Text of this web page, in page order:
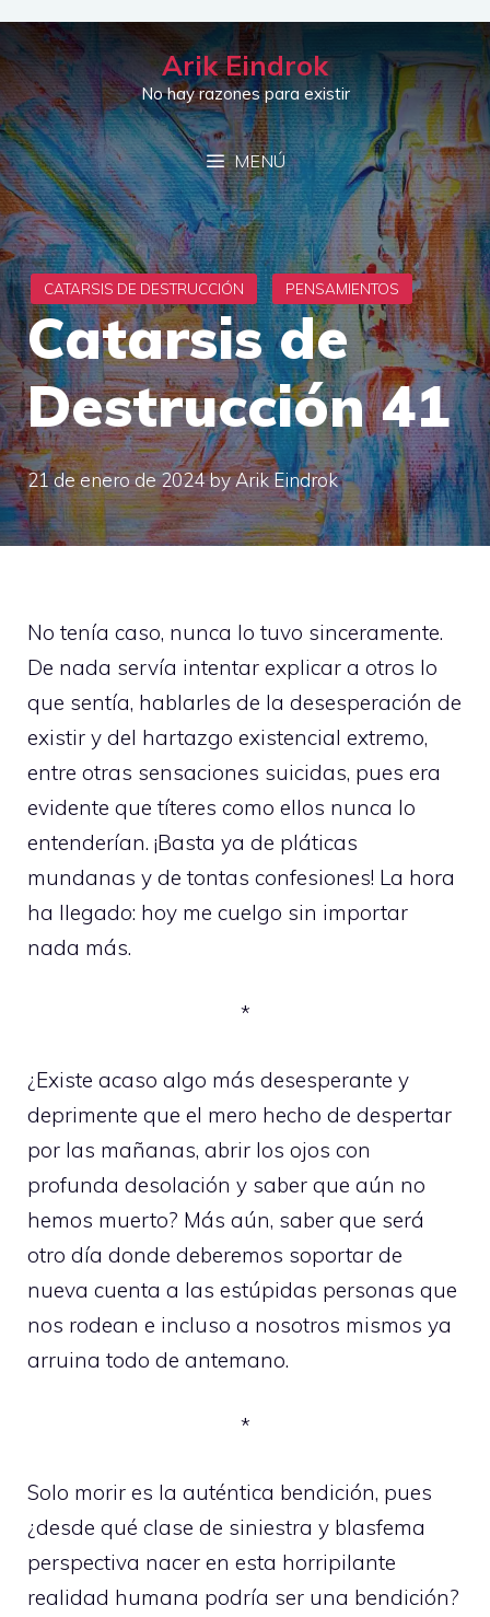
Saltar
al
contenido
Arik Eindrok
No hay razones para existir
MENÚ
Catarsis de
Destrucción 41
21 de enero de 2024byArik Eindrok
No tenía caso, nunca lo tuvo sinceramente.
De nada servía intentar explicar a otros lo
que sentía, hablarles de la desesperación de
existir y del hartazgo existencial extremo,
entre otras sensaciones suicidas, pues era
evidente que títeres como ellos nunca lo
entenderían. ¡Basta ya de pláticas
mundanas y de tontas confesiones! La hora
ha llegado: hoy me cuelgo sin importar
nada más.
*
¿Existe acaso algo más desesperante y
deprimente que el mero hecho de despertar
por las mañanas, abrir los ojos con
profunda desolación y saber que aún no
hemos muerto? Más aún, saber que será
otro día donde deberemos soportar de
nueva cuenta a las estúpidas personas que
nos rodean e incluso a nosotros mismos ya
arruina todo de antemano.
*
Solo morir es la auténtica bendición, pues
¿desde qué clase de siniestra y blasfema
perspectiva nacer en esta horripilante
realidad humana podría ser una bendición?